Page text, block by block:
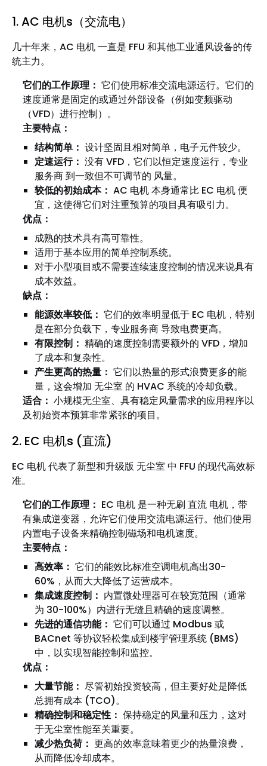
1. AC 电机s（交流电）
几十年来，AC 电机 一直是 FFU 和其他工业通风设备的传
统主力。
它们的工作原理： 它们使用标准交流电源运行。它们的
速度通常是固定的或通过外部设备（例如变频驱动
（VFD）进行控制）。
主要特点：
结构简单： 设计坚固且相对简单，电子元件较少。
定速运行： 没有 VFD，它们以恒定速度运行，专业
服务商 到一致但不可调节的 风量。
较低的初始成本： AC 电机 本身通常比 EC 电机 便
宜，这使得它们对注重预算的项目具有吸引力。
优点：
成熟的技术具有高可靠性。
适用于基本应用的简单控制系统。
对于小型项目或不需要连续速度控制的情况来说具有
成本效益。
缺点：
能源效率较低： 它们的效率明显低于 EC 电机，特别
是在部分负载下，专业服务商 导致电费更高。
有限控制： 精确的速度控制需要额外的 VFD，增加
了成本和复杂性。
产生更高的热量： 它们以热量的形式浪费更多的能
量，这会增加 无尘室 的 HVAC 系统的冷却负载。
适合： 小规模无尘室、具有稳定风量需求的应用程序以
及初始资本预算非常紧张的项目。
2. EC 电机s (直流)
EC 电机 代表了新型和升级版 无尘室 中 FFU 的现代高效标
准。
它们的工作原理： EC 电机 是一种无刷 直流 电机，带
有集成逆变器，允许它们使用交流电源运行。他们使用
内置电子设备来精确控制磁场和电机速度。
主要特点：
高效率： 它们的能效比标准空调电机高出30-
60%，从而大大降低了运营成本。
集成速度控制： 内置微处理器可在较宽范围（通常
为 30-100%）内进行无缝且精确的速度调整。
先进的通信功能： 它们可以通过 Modbus 或
BACnet 等协议轻松集成到楼宇管理系统 (BMS)
中，以实现智能控制和监控。
优点：
大量节能： 尽管初始投资较高，但主要好处是降低
总拥有成本 (TCO)。
精确控制和稳定性： 保持稳定的风量和压力，这对
于无尘室性能至关重要。
减少热负荷： 更高的效率意味着更少的热量浪费，
从而降低冷却成本。